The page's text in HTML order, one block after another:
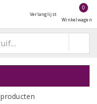
Verlanglijst
0
Winkelwagen
producten